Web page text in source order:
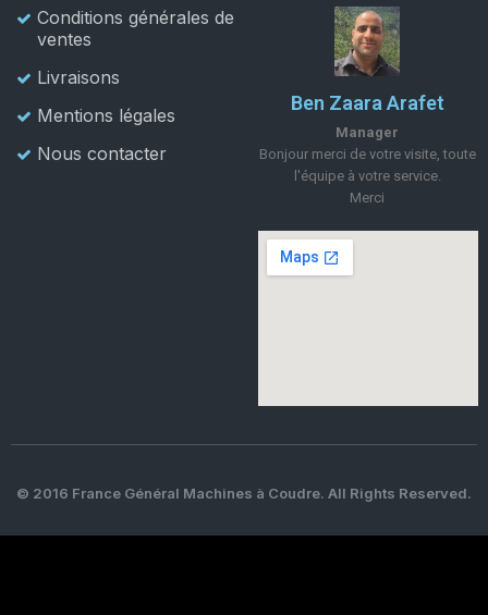
Conditions générales de
ventes
Livraisons
Mentions légales
Nous contacter
Ben Zaara Arafet
Manager
Bonjour merci de votre visite, toute
l'équipe à votre service.
Merci
© 2016 France Général Machines à Coudre. All Rights Reserved.